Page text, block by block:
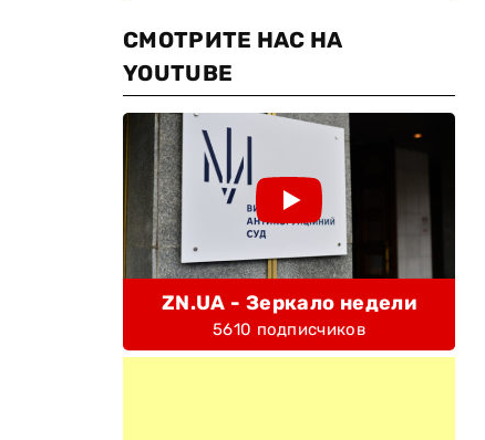
СМОТРИТЕ НАС НА
YOUTUBE
ZN.UA - Зеркало недели
5610 подписчиков